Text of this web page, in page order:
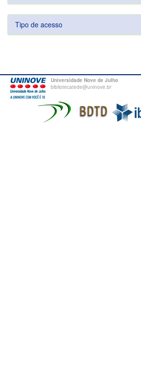
Tipo de acesso
Universidade Nove de Julho
bibliotecatede@uninove.br